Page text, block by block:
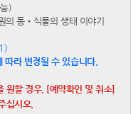
)
의 동•식물의 생태 이야기
라 변경될 수 있습니다.
원할 경우, [예약확인 및 취소]
십시오.